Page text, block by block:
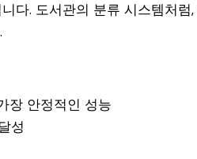
다. 도서관의 분류 시스템처
장 안정적인 성능
달성